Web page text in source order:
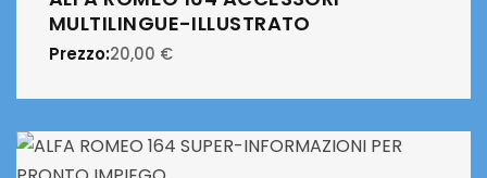
MULTILINGUE-ILLUSTRATO
Prezzo:20,00 €